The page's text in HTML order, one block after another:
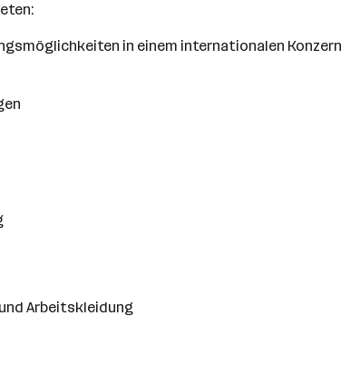
in einem internationalen Konzern
Arbeitskleidung